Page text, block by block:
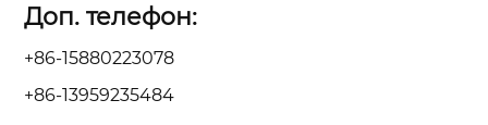
Доп. телефон:
+86-15880223078
+86-13959235484